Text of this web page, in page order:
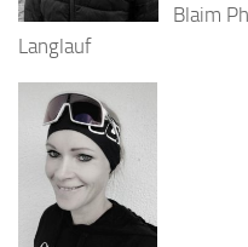
Blaim
Langlauf